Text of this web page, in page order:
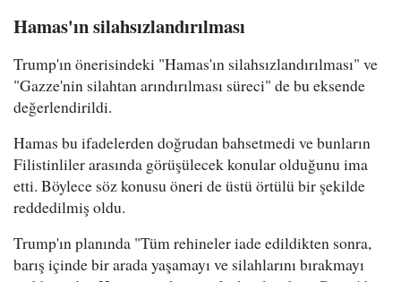
Hamas'ın silahsızlandırılması
Trump'ın önerisindeki "Hamas'ın silahsızlandırılması" ve
"Gazze'nin silahtan arındırılması süreci" de bu eksende
değerlendirildi.
Hamas bu ifadelerden doğrudan bahsetmedi ve bunların
Filistinliler arasında görüşülecek konular olduğunu ima
etti. Böylece söz konusu öneri de üstü örtülü bir şekilde
reddedilmiş oldu.
Trump'ın planında "Tüm rehineler iade edildikten sonra,
barış içinde bir arada yaşamayı ve silahlarını bırakmayı